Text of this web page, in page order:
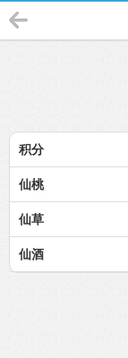
积分
仙桃
仙草
仙酒